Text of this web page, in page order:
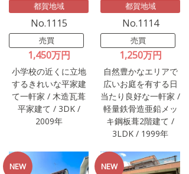
都賀地域
No.1115
売買
1,450万円
小学校の近くに立地
するきれいな平家建
て一軒家 / 木造瓦葺
平家建て / 3DK /
2009年
都賀地域
No.1114
売買
1,250万円
自然豊かなエリアで
広いお庭を有する日
当たり良好な一軒家 /
軽量鉄骨造亜鉛メッ
キ鋼板葺2階建て /
3LDK / 1999年